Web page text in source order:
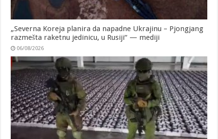
„Severna Koreja planira da napadne Ukrajinu – Pjongjang
razmešta raketnu jedinicu, u Rusiji“ — mediji
06/08/2026